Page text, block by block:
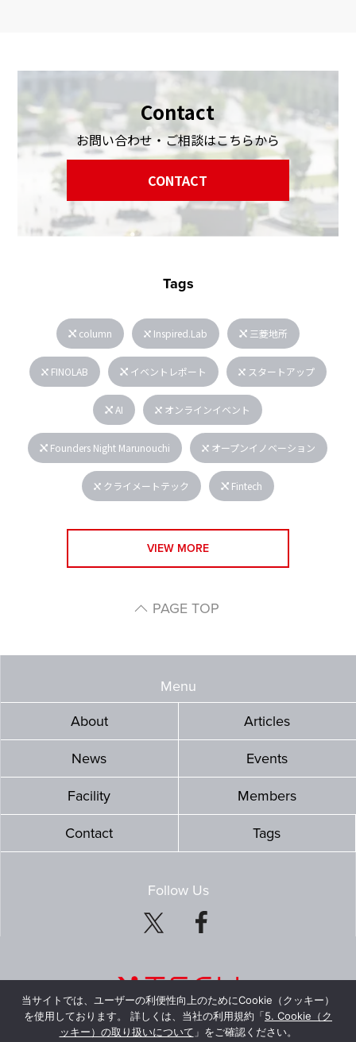
Contact
お問い合わせ・ご相談はこちらから
CONTACT
Tags
column Inspired.Lab 三菱地所
FINOLAB イベントレポート スタートアップ
AI オンラインイベント
Founders Night Marunouchi オープンイノベーション
クライメートテック Fintech
VIEW MORE
PAGE TOP
Menu
About
Articles
News Events
Facility Members
Contact Tags
Follow Us
当サイトでは、ユーザーの利便性向上のためにCookie（クッキー）
を使用しております。 詳しくは、当社の利用規約「5. Cookie（ク
ッキー）の取り扱いについて 」をご確認ください。